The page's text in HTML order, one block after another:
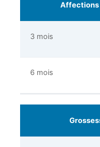
3 mois
6 mois